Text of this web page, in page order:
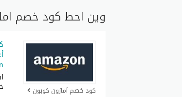
وين احط كود خصم
كود خصم أمازون كوبون